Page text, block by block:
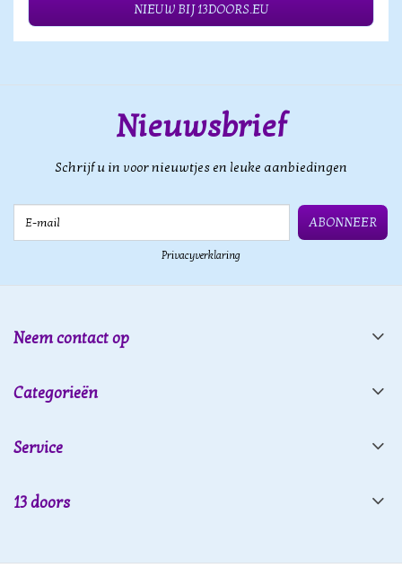
NIEUW BIJ 13DOORS.EU
Nieuwsbrief
Schrijf u in voor nieuwtjes en leuke aanbiedingen
ABONNEER
Privacyverklaring
Neem contact op
Categorieën
Service
13 doors